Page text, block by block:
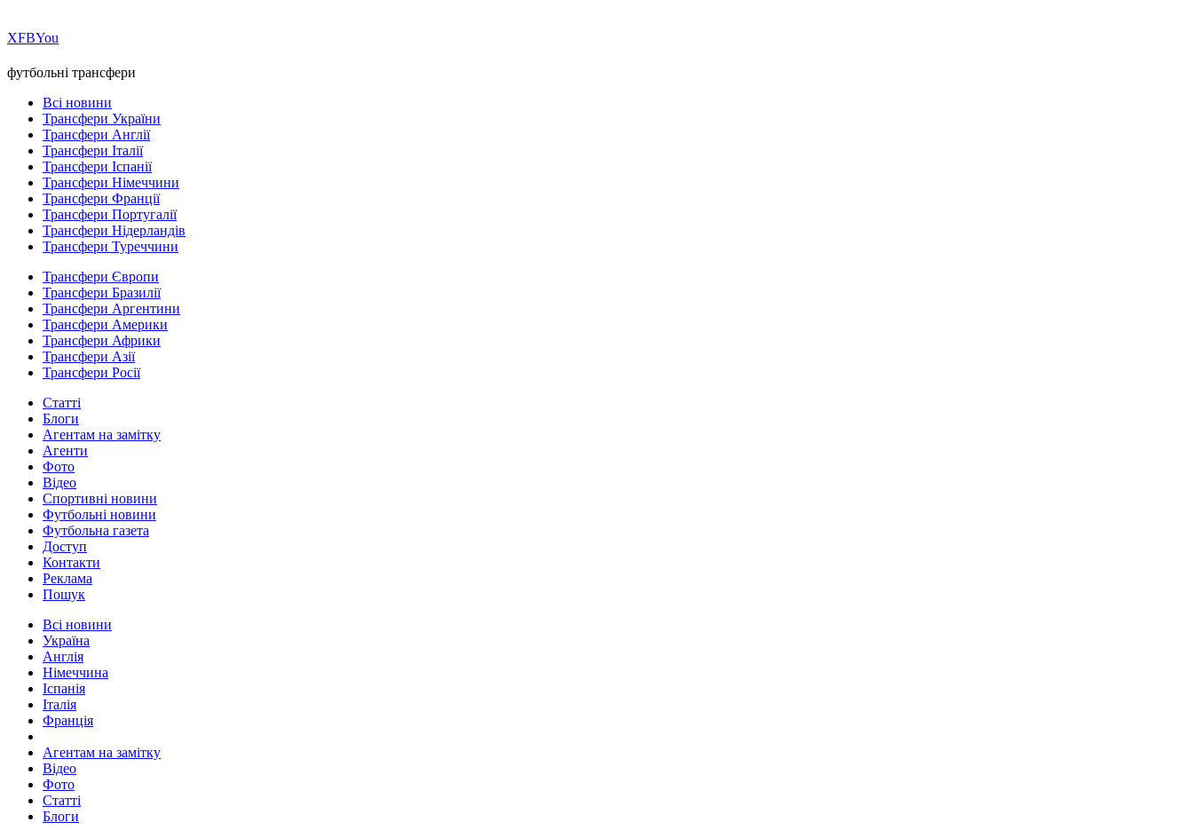
ХFBYou
футбольні трансфери
Всі новини
Трансфери України
Трансфери Англії
Трансфери Італії
Трансфери Іспанії
Трансфери Німеччини
Трансфери Франції
Трансфери Португалії
Трансфери Нідерландів
Трансфери Туреччини
Трансфери Європи
Трансфери Бразилії
Трансфери Аргентини
Трансфери Америки
Трансфери Африки
Трансфери Азії
Трансфери Росії
Статті
Блоги
Агентам на замітку
Агенти
Фото
Відео
Спортивні новини
Футбольні новини
Футбольна газета
Доступ
Контакти
Реклама
Пошук
Всі новини
Україна
Англія
Німеччина
Іспанія
Італія
Франція
Агентам на замітку
Відео
Фото
Статті
Блоги